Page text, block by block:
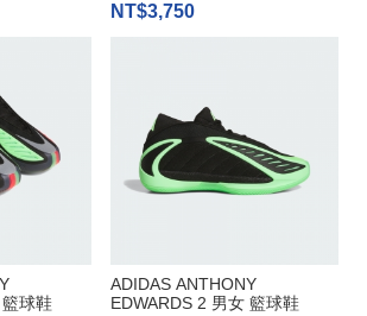
NT$3,750
球鞋
ADIDAS ANTHONY
EDWARDS 2 男女 籃球鞋